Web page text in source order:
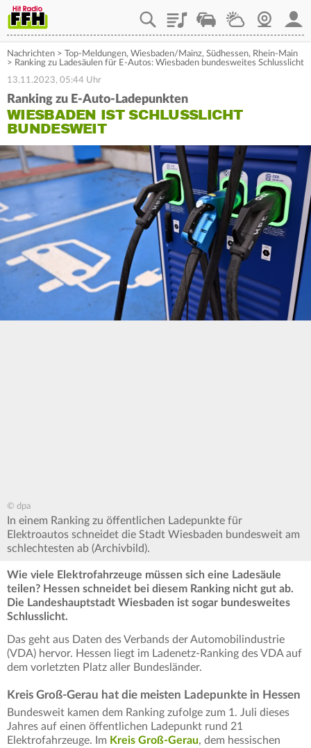
PlaylistStaupilotWetterWebcam
Nachrichten > Top-Meldungen, Wiesbaden/Mainz, Südhessen, Rhein-Main
> Ranking zu Ladesäulen für E-Autos: Wiesbaden bundesweites Schlusslicht
13.11.2023, 05:44 Uhr
Ranking zu E-Auto-Ladepunkten
WIESBADEN IST SCHLUSSLICHT
BUNDESWEIT
© dpa
In einem Ranking zu öffentlichen Ladepunkte für
Elektroautos schneidet die Stadt Wiesbaden bundesweit am
schlechtesten ab (Archivbild).
Wie viele Elektrofahrzeuge müssen sich eine Ladesäule
teilen? Hessen schneidet bei diesem Ranking nicht gut ab.
Die Landeshauptstadt Wiesbaden ist sogar bundesweites
Schlusslicht.
Das geht aus Daten des Verbands der Automobilindustrie
(VDA) hervor. Hessen liegt im Ladenetz-Ranking des VDA auf
dem vorletzten Platz aller Bundesländer.
Kreis Groß-Gerau hat die meisten Ladepunkte in Hessen
Bundesweit kamen dem Ranking zufolge zum 1. Juli dieses
Jahres auf einen öffentlichen Ladepunkt rund 21
Elektrofahrzeuge. Im Kreis Groß-Gerau, dem hessischen